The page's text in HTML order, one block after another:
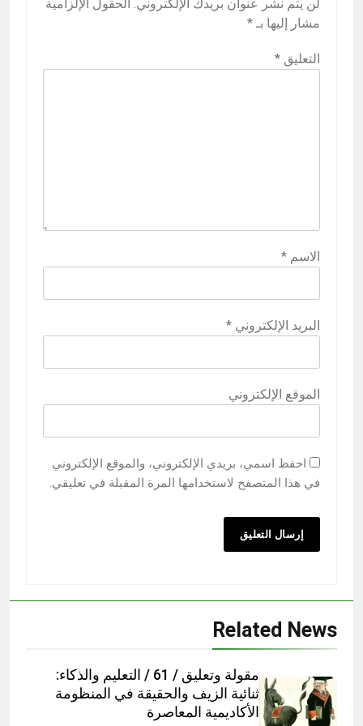
لن يتم نشر عنوان بريدك الإلكتروني. الحقول الإلزامية
مشار إليها بـ *
التعليق *
الاسم *
البريد الإلكتروني *
الموقع الإلكتروني
احفظ اسمي، بريدي الإلكتروني، والموقع الإلكتروني
في هذا المتصفح لاستخدامها المرة المقبلة في تعليقي.
Related News
مقولة وتعليق / 61 / التعليم والذكاء:
ثنائية الزيف والحقيقة في المنظومة
الأكاديمية المعاصرة